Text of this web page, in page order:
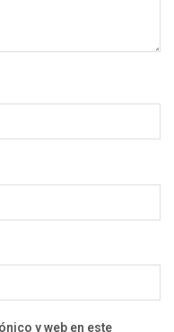
y web en este